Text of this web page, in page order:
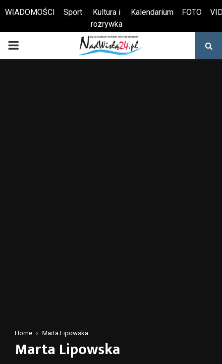
Otwórz pasek narzędzi
WIADOMOŚCI Sport
Kultura i
rozrywka
Kalendarium FOTO
PRIMARY
Home Marta Lipowska
Marta Lipowska